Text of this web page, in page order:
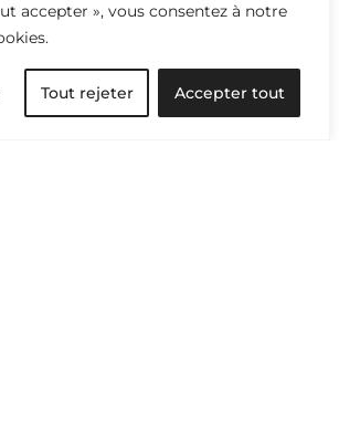
accepter », vous consentez à notre
Tout rejeter Accepter tout
l’infolettre